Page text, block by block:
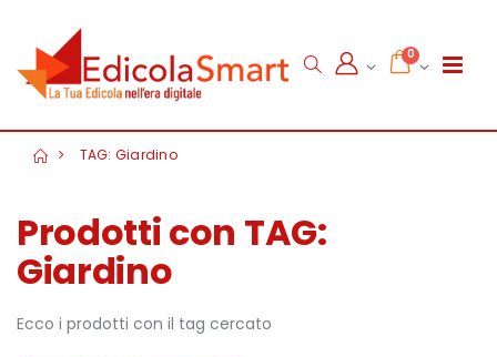
0
TAG: Giardino
Prodotti con TAG:
Giardino
Ecco i prodotti con il tag cercato